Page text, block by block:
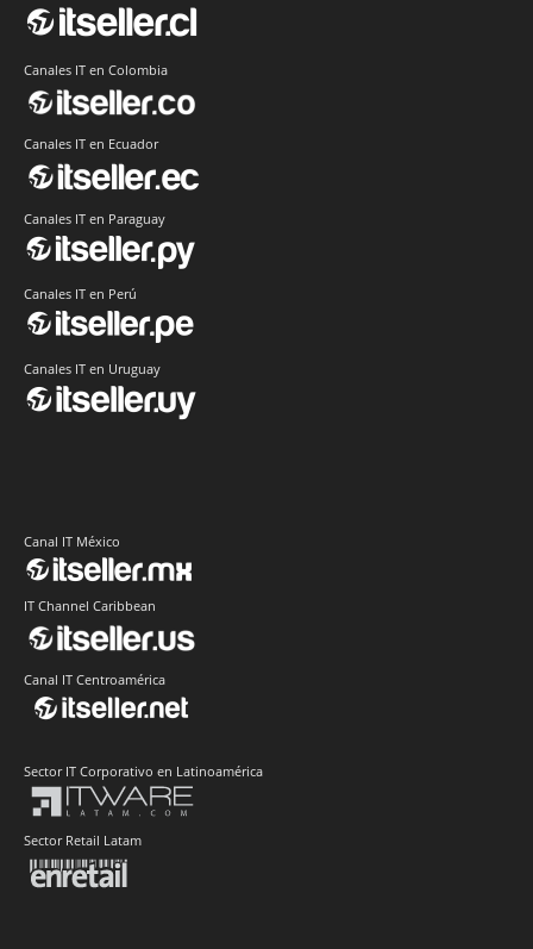
Canales IT en Colombia
Canales IT en Ecuador
Canales IT en Paraguay
Canales IT en Perú
Canales IT en Uruguay
Canal IT México
IT Channel Caribbean
Canal IT Centroamérica
Sector IT Corporativo en Latinoamérica
Sector Retail Latam